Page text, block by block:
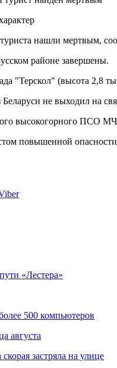
нашли мертвым,
районе завершены.
"Терскол" (высота 2,8
не выходил на
высокогорного ПСО
повышенной
«Лестера»
500 компьютеров
августа
застряла на улице